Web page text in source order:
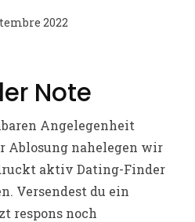
2022
Note
Angelegenheit
Ablosung nahelegen wir
aktiv Dating-Finder
Versendest du ein
respons noch